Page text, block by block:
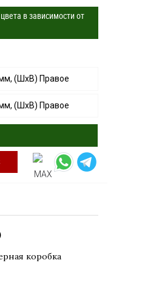
в зависимости от
(ШхВ) Правое
(ШхВ) Правое
коробка